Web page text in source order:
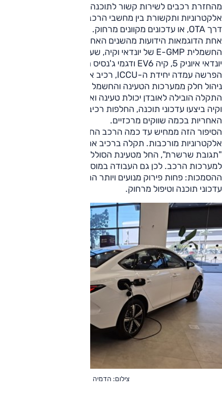
מהחזרת רכבים לשירות קשור לתוכנה, סוללות, מערכות בטיחות
אלקטרוניות ותקשורת בין מחשבי הרכב והאמצעי לכיול מחדש
דרך OTA, או עדכונים מקוונים מרחוק.
אחת הדוגמאות הידועות מהשנים האחרונות קשורה לפלטפורמה
החשמלית E-GMP של יונדאי וקיה, שעליה מבוססים בין היתר
יונדאי איוניק 5, קיה EV6 ודגמי ג'נסיס החשמליים. במרכז
הפרשה עמדה יחידת ה-ICCU, רכיב אלקטרוני שאחראי על
ניהול חלק ממערכות הטעינה והחשמל ברכב. בחלק מהמקרים
התקלה הובילה לאובדן יכולת טעינה ואף להשבתת הרכב. יונדאי
וקיה ביצעו עדכוני תוכנה, החלפות רכיבים והגדלת מסגרת
האחריות בכמה שווקים מרכזיים.
הסיפור הזה ממחיש עד כמה הרכב החשמלי תלוי במערכות
אלקטרוניות מורכבות. תקלה ברכיב אחד יכולה לגרום למעין
"תגובת שרשרת", החל מטעינת הסוללה ועד אספקת החשמל
למערכות הרכב. לכן גם העבודה במוסכים משתנה, וכך גם
ההסמכות: פחות פירוק מנועים ויותר החלפת יחידות בקרה,
עדכוני תוכנה וטיפול מרחוק.
צילום: הדמיה